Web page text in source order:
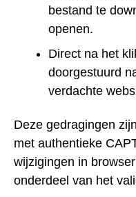
bestand te
openen.
Direct na het
doorgestuurd
verdachte
Deze gedragingen
met authentieke
wijzigingen in
onderdeel van het